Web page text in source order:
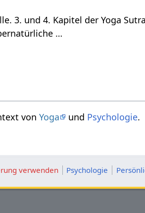
3. und 4. Kapitel der Yoga
…
vonYoga und Psychologie.
verwenden Psychologie